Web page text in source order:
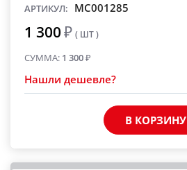
АРТИКУЛ: MC001285
1 300₽ ( ШТ )
СУММА: 1 300₽
Нашли дешевле?
В КОРЗИНУ